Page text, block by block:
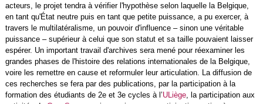
acteurs, le projet tendra à vérifier l'hypothèse selon laquelle la Belgique,
en tant qu'État neutre puis en tant que petite puissance, a pu exercer, à
travers le multilatéralisme, un pouvoir d'influence – sinon une véritable
puissance – supérieur à celui que son statut et sa taille pouvaient laisser
espérer. Un important travail d'archives sera mené pour réexaminer les
grandes phases de l'histoire des relations internationales de la Belgique,
voire les remettre en cause et reformuler leur articulation. La diffusion de
ces recherches se fera par des publications, par la participation à la
formation des étudiants de 2e et 3e cycles à l’ULiège, la participation aux